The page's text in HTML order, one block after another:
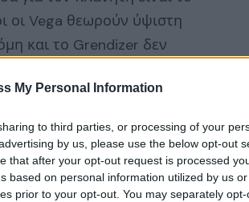
My Personal Information
to third parties, or processing of your
by us, please use the below opt-out
that after your opt-out request is processed
based on personal information utilized by us
prior to your opt-out. You may separately
οι Vega θεωρούν ύψιστη
και το Grendizer δεν
πέφτει στα χέρια
ο Daisuke καταφέρνει
αργότερα, οι Vega
είναι το μόνο που
ο Daisuke θα κάνει τα
με τον δικό του…